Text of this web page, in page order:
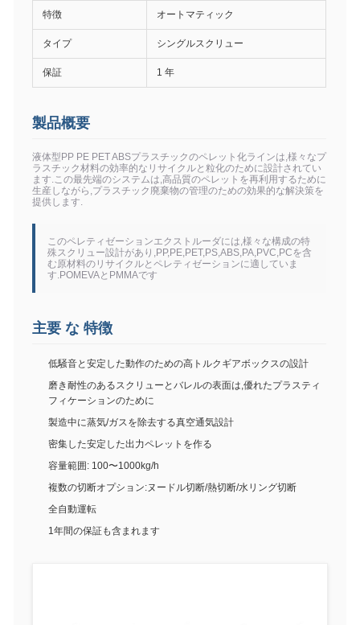
特徴 オートマティック
タイプ シングルスクリュー
保証 1 年
製品概要
液体型PP PE PET ABSプラスチックのペレット化ラインは,様々なプ
ラスチック材料の効率的なリサイクルと粒化のために設計されてい
ます.この最先端のシステムは,高品質のペレットを再利用するために
生産しながら,プラスチック廃棄物の管理のための効果的な解決策を
提供します.
このペレティゼーションエクストルーダには,様々な構成の特
殊スクリュー設計があり,PP,PE,PET,PS,ABS,PA,PVC,PCを含
む原材料のリサイクルとペレティゼーションに適していま
す.POMEVAとPMMAです
主要 な 特徴
低騒音と安定した動作のための高トルクギアボックスの設計
磨き耐性のあるスクリューとバレルの表面は,優れたプラスティ
フィケーションのために
製造中に蒸気/ガスを除去する真空通気設計
密集した安定した出力ペレットを作る
容量範囲: 100〜1000kg/h
複数の切断オプション:ヌードル切断/熱切断/水リング切断
全自動運転
1年間の保証も含まれます